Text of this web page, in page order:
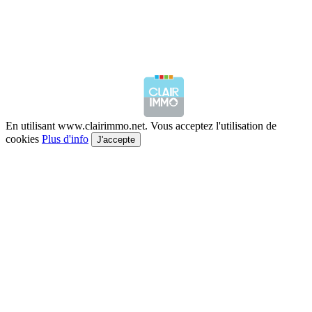
En utilisant www.clairimmo.net. Vous acceptez l'utilisation de
cookies Plus d'info J'accepte